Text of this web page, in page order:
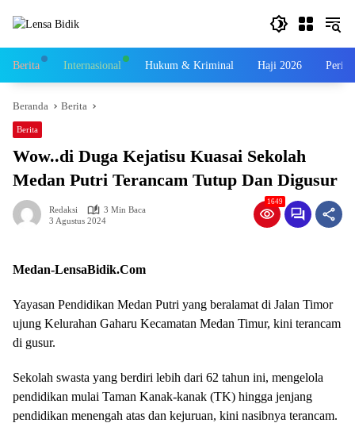
Berita Internasional Hukum & Kriminal Haji 2026
Beranda Berita
Berita
Wow..di Duga Kejatisu Kuasai Sekolah
Medan Putri Terancam Tutup Dan Digusur
Redaksi
3 Min Baca
3 Agustus 2024
1649
Medan-LensaBidik.Com
Yayasan Pendidikan Medan Putri yang beralamat di Jalan Timor
ujung Kelurahan Gaharu Kecamatan Medan Timur, kini terancam
di gusur.
Sekolah swasta yang berdiri lebih dari 62 tahun ini, mengelola
pendidikan mulai Taman Kanak-kanak (TK) hingga jenjang
pendidikan menengah atas dan kejuruan, kini nasibnya terancam.